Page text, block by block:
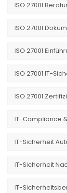
ISO 27001
ISO 27001
ISO 27001
ISO 27001 IT-
ISO 27001
IT-Compliance
IT-Sicherheit
IT-Sicherheit
IT-